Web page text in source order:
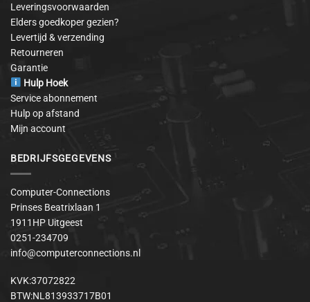
Leveringsvoorwaarden
Elders goedkoper gezien?
Levertijd & verzending
Retourneren
Garantie
Hulp Hoek
Service abonnement
Hulp op afstand
Mijn account
BEDRIJFSGEGEVENS
Computer-Connections
Prinses Beatrixlaan 1
1911HP Uitgeest
0251-234709
info@computerconnections.nl
KVK:37072822
BTW:NL813933717B01